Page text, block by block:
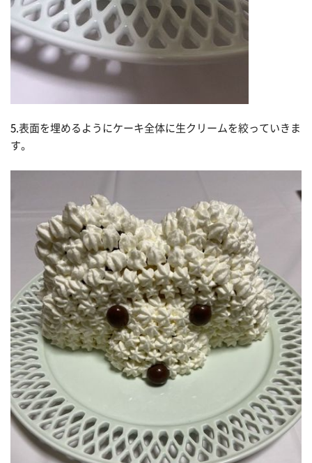
5.表面を埋めるようにケーキ全体に生クリームを絞っていきま
す。